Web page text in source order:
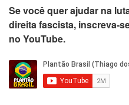
Se você quer ajudar na
direita fascista, inscreva-
no YouTube.